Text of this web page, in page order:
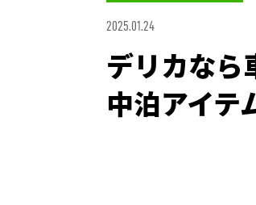
2025.01.24
デリカなら
中泊アイテ